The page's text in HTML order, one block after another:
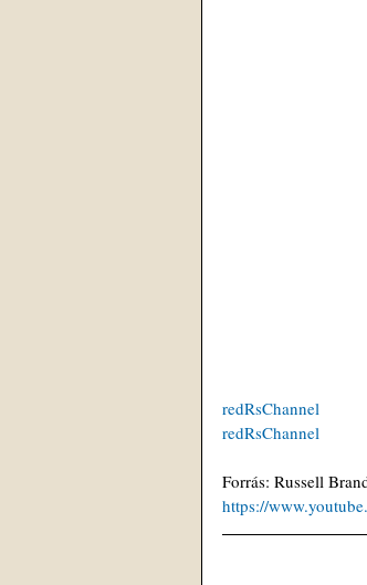
redRsChannel
redRsChannel
Forrás: Russell
https://